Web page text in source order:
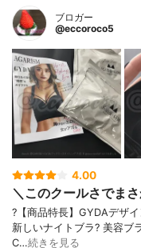
ブロガー
@eccoroco5
4.00
＼このクールさでま
?【商品特長】 GYDAデザ
新しいナイトブラ? 美容ブ
C…続きを見る